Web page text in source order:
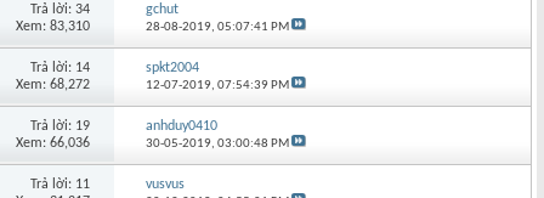
Trả lời: 34
Xem: 83,310
gchut
28-08-2019,05:07:41 PM
Trả lời: 14
Xem: 68,272
spkt2004
12-07-2019,07:54:39 PM
Trả lời: 19
Xem: 66,036
anhduy0410
30-05-2019,03:00:48 PM
Trả lời: 11
vusvus